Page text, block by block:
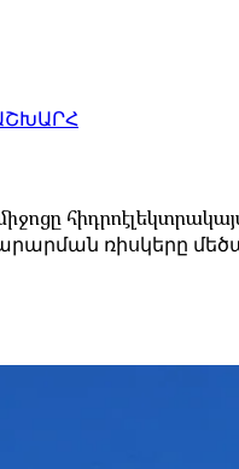
ռիսկերը